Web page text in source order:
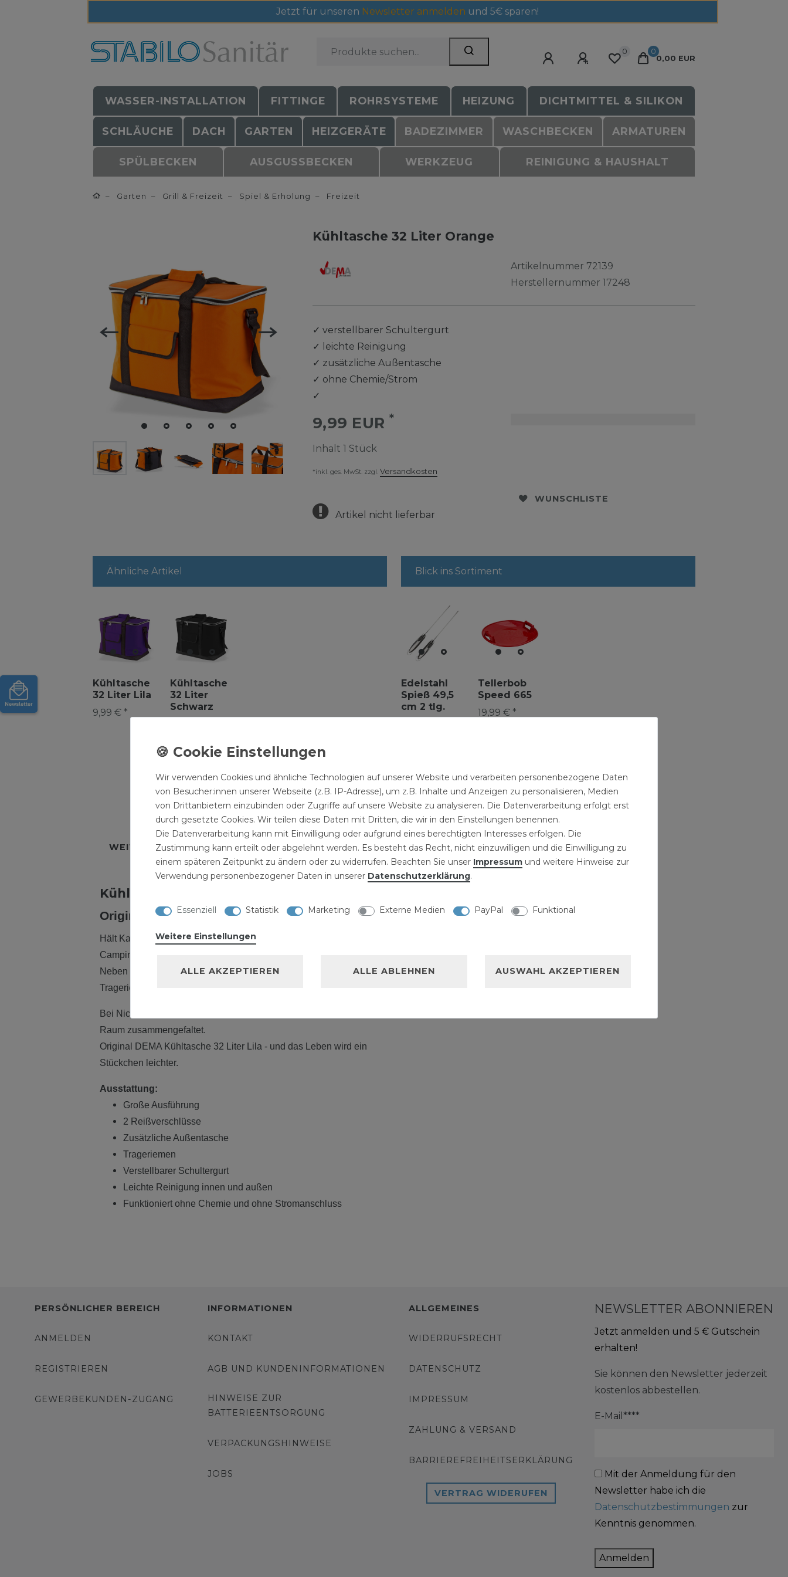
Jetzt für unseren Newsletter anmelden und 5€ sparen!
0
0
0,00 EUR
WASSER-INSTALLATION FITTINGE ROHRSYSTEME HEIZUNG DICHTMITTEL & SILIKON
SCHLÄUCHE DACH GARTEN HEIZGERÄTE BADEZIMMER WASCHBECKEN ARMATUREN
SPÜLBECKEN AUSGUSSBECKEN WERKZEUG REINIGUNG & HAUSHALT
Garten Grill & Freizeit Spiel & Erholung Freizeit
Kühltasche 32 Liter Orange
Artikelnummer 72139
Herstellernummer17248
✓ verstellbarer Schultergurt
✓
leichte Reinigung
✓ zusätzliche Außentasche
✓ ohne Chemie/Strom
✓
9,99 EUR*
Inhalt 1 Stück
*inkl. ges. MwSt. zzgl. Versandkosten
Artikel nicht lieferbar
WUNSCHLISTE
Ähnliche Artikel
Kühltasche
32 Liter Lila
9,99 € *
Kühltasche
32 Liter
Schwarz
Blick ins Sortiment
Edelstahl
Spieß 49,5
cm 2 tlg.
Tellerbob
Speed 665
19,99 € *
BESCHREIBUNG TECHNISCHE DATEN
WEITERE DETAILS HERSTELLERKENNZEICHNUNG
Kühltasche 32 Liter Orange
Original DEMA Kühltasche 32 Liter Orange
Hält Kaltes kalt und Warmes warm - ideal beim Einkaufen,
Camping, Picknick, Arbeit, Heim und Freizeit.
Neben einer separaten Außentasche und den 2 seitlichen
Trageriemen gibt es noch einen verstellbaren Schultergurt.
Bei Nichtgebrauch ist die Kühltasche ruckzuck wieder auf kleinsten
Raum zusammengefaltet.
Original DEMA Kühltasche 32 Liter Lila - und das Leben wird ein
Stückchen leichter.
Ausstattung:
Große Ausführung
2 Reißverschlüsse
Zusätzliche Außentasche
Trageriemen
Verstellbarer Schultergurt
Leichte Reinigung innen und außen
Funktioniert ohne Chemie und ohne Stromanschluss
PERSÖNLICHER BEREICH
ANMELDEN
REGISTRIEREN
GEWERBEKUNDEN-ZUGANG
INFORMATIONEN
KONTAKT
AGB UND KUNDENINFORMATIONEN
HINWEISE ZUR
BATTERIEENTSORGUNG
VERPACKUNGSHINWEISE
JOBS
ALLGEMEINES
WIDERRUFSRECHT
DATENSCHUTZ
IMPRESSUM
ZAHLUNG & VERSAND
BARRIEREFREIHEITSERKLÄRUNG
VERTRAG WIDERUFEN
NEWSLETTER ABONNIEREN
Jetzt anmelden und 5 € Gutschein
erhalten!
Sie können den Newsletter jederzeit
kostenlos abbestellen.
E-Mail****
Mit der Anmeldung für den
Newsletter habe ich die
Datenschutzbestimmungen zur
Kenntnis genommen.
Anmelden
Wir verwenden Cookies und ähnliche Technologien auf unserer Website und verarbeiten personenbezogene Daten
von Besucher:innen unserer Webseite (z.B. IP-Adresse), um z.B. Inhalte und Anzeigen zu personalisieren, Medien
von Drittanbietern einzubinden oder Zugriffe auf unsere Website zu analysieren. Die Datenverarbeitung erfolgt erst
durch gesetzte Cookies. Wir teilen diese Daten mit Dritten, die wir in den Einstellungen benennen.
Die Datenverarbeitung kann mit Einwilligung oder aufgrund eines berechtigten Interesses erfolgen. Die
Zustimmung kann erteilt oder abgelehnt werden. Es besteht das Recht, nicht einzuwilligen und die Einwilligung zu
einem späteren Zeitpunkt zu ändern oder zu widerrufen. Beachten Sie unser Impressum und weitere Hinweise zur
Verwendung personenbezogener Daten in unserer Daten­schutz­erklärung.
Essenziell Statistik Marketing Externe Medien PayPal Funktional
Weitere Einstellungen
ALLE AKZEPTIEREN ALLE ABLEHNEN AUSWAHL AKZEPTIEREN